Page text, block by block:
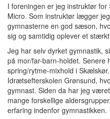
I foreningen er jeg instruktør
Micro. Som instruktør lægger
gymnasterne en god sæson,
sig og samtidig oplever et
Jeg har selv dyrket gymnastik,
på mor/far-barn-holdet. Senere
spring/rytme-mixhold i
Idrætsefterskolen Grønsund,
gymnast. Siden da har jeg
mange forskellige
erfaring indenfor gymnastikken.